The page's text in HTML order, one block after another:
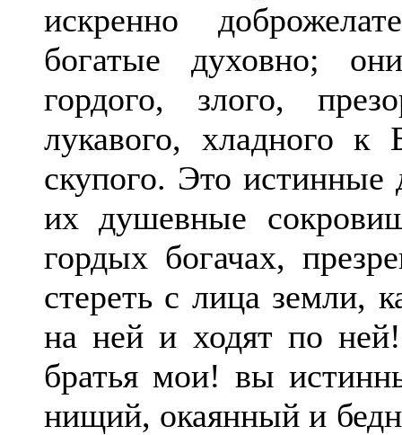
искренно
богатые духовно;
гордого, злого,
лукавого, хладного
скупого. Это
их душевные
гордых богачах,
стереть с лица земли,
на ней и ходят по
братья мои! вы
нищий, окаянный и